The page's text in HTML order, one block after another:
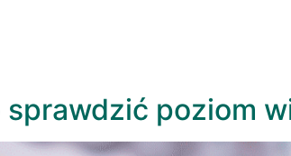
poziom